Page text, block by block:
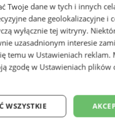
użytkowników.
odpowiedzialności za
Twoje dane w tych i innych
dane geolokalizacyjne i
wyłącznie tej witryny.
uzasadnionym interesie
temu w Ustawieniach reklam.
zgodę w Ustawieniach plików
WSZYSTKIE